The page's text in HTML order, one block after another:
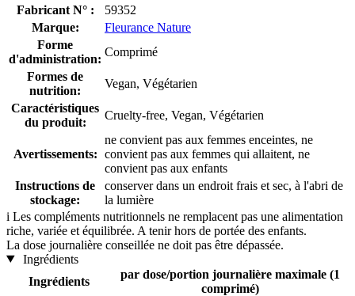
Fabricant N° :
59352
Marque:
Fleurance Nature
Forme
d'administration:
Comprimé
Formes de
nutrition:
Vegan, Végétarien
Caractéristiques
du produit:
Cruelty-free, Vegan, Végétarien
Avertissements:
ne convient pas aux femmes enceintes, ne
convient pas aux femmes qui allaitent, ne
convient pas aux enfants
Instructions de
stockage:
conserver dans un endroit frais et sec, à l'abri de
la lumière
i Les compléments nutritionnels ne remplacent pas une alimentation
riche, variée et équilibrée. A tenir hors de portée des enfants.
La dose journalière conseillée ne doit pas être dépassée.
Ingrédients
Ingrédients
par dose/portion journalière maximale (1
comprimé)